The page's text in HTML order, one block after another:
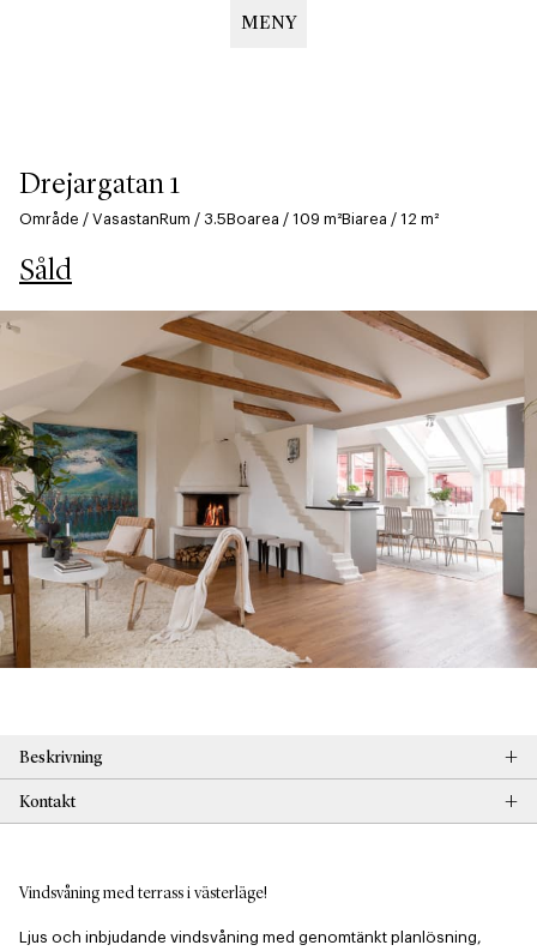
MENY
Drejargatan 1
Område / VasastanRum / 3.5Boarea / 109 m²Biarea / 12 m²
Såld
Beskrivning +
Kontakt +
Vindsvåning med terrass i västerläge!
Ljus och inbjudande vindsvåning med genomtänkt planlösning,